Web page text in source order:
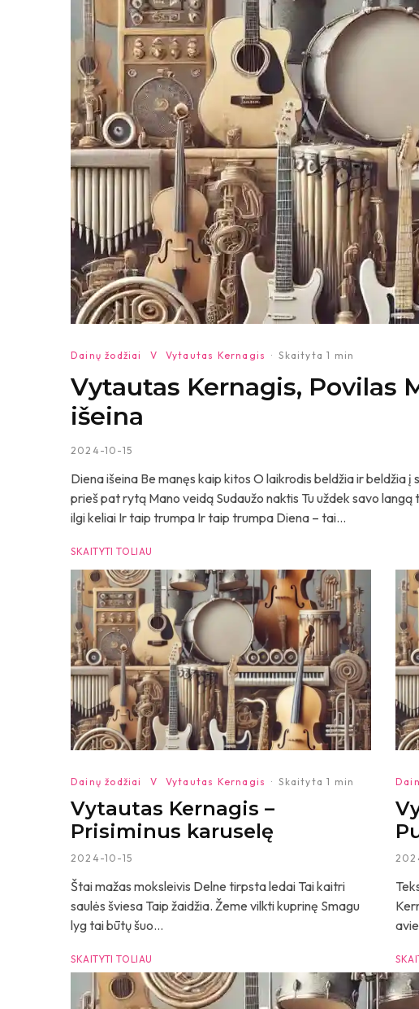
Dainų žodžiai V Vytautas Kernagis · Skaityta 1 min
Vytautas Kernagis, Povilas
išeina
2024-10-15
Diena išeina Be manęs kaip kitos O laikrodis beldžia ir beldžia
prieš pat rytą Mano veidą Sudaužo naktis Tu uždek savo
ilgi keliai Ir taip trumpa Ir taip trumpa Diena – tai...
SKAITYTI TOLIAU
Dainų žodžiai V Vytautas Kernagis · Skaityta 1 min
Vytautas Kernagis –
Prisiminus karuselę
2024-10-15
Štai mažas moksleivis Delne tirpsta ledai Tai kaitri
saulės šviesa Taip žaidžia. Žeme vilkti kuprinę Smagu
lyg tai būtų šuo...
SKAITYTI TOLIAU